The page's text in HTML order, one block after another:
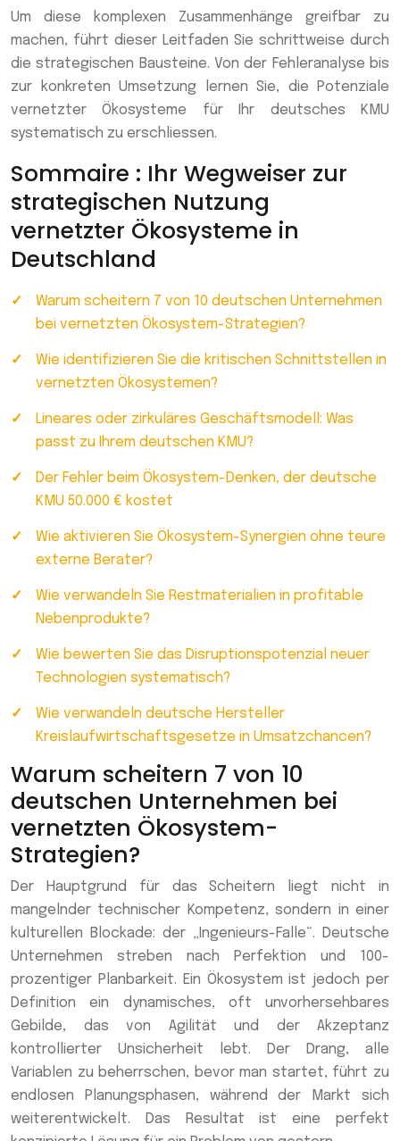
Um diese komplexen Zusammenhänge greifbar zu
machen, führt dieser Leitfaden Sie schrittweise durch
die strategischen Bausteine. Von der Fehleranalyse bis
zur konkreten Umsetzung lernen Sie, die Potenziale
vernetzter Ökosysteme für Ihr deutsches KMU
systematisch zu erschliessen.
Sommaire : Ihr Wegweiser zur
strategischen Nutzung
vernetzter Ökosysteme in
Deutschland
Warum scheitern 7 von 10 deutschen Unternehmen
bei vernetzten Ökosystem-Strategien?
Wie identifizieren Sie die kritischen Schnittstellen in
vernetzten Ökosystemen?
Lineares oder zirkuläres Geschäftsmodell: Was
passt zu Ihrem deutschen KMU?
Der Fehler beim Ökosystem-Denken, der deutsche
KMU 50.000 € kostet
Wie aktivieren Sie Ökosystem-Synergien ohne teure
externe Berater?
Wie verwandeln Sie Restmaterialien in profitable
Nebenprodukte?
Wie bewerten Sie das Disruptionspotenzial neuer
Technologien systematisch?
Wie verwandeln deutsche Hersteller
Kreislaufwirtschaftsgesetze in Umsatzchancen?
Warum scheitern 7 von 10
deutschen Unternehmen bei
vernetzten Ökosystem-
Strategien?
Der Hauptgrund für das Scheitern liegt nicht in
mangelnder technischer Kompetenz, sondern in einer
kulturellen Blockade: der „Ingenieurs-Falle“. Deutsche
Unternehmen streben nach Perfektion und 100-
prozentiger Planbarkeit. Ein Ökosystem ist jedoch per
Definition ein dynamisches, oft unvorhersehbares
Gebilde, das von Agilität und der Akzeptanz
kontrollierter Unsicherheit lebt. Der Drang, alle
Variablen zu beherrschen, bevor man startet, führt zu
endlosen Planungsphasen, während der Markt sich
weiterentwickelt. Das Resultat ist eine perfekt